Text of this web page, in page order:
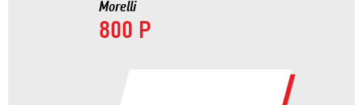
Morelli
800 Р